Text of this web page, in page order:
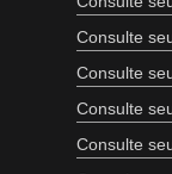
Consulte
Consulte
Consulte
Consulte